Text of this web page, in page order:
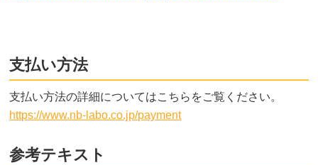
支払い方法
支払い方法の詳細についてはこちらをご覧ください。
https://www.nb-labo.co.jp/payment
参考テキスト